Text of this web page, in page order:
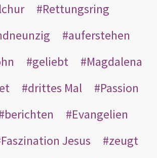
Rettungsring
auferstehen
geliebt
Magdalena
drittes Mal
Passion
berichten
Evangelien
Faszination Jesus
zeugt